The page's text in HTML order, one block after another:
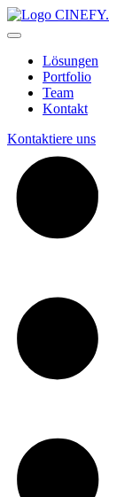
Lösungen
Portfolio
Team
Kontakt
Kontaktiere uns